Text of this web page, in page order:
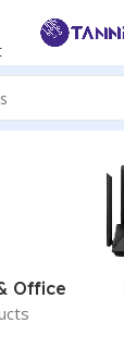
Filter/8 GB
Office